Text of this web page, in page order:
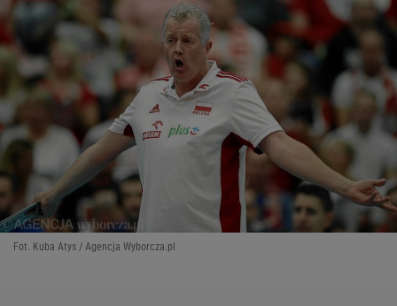
Fot. Kuba Atys / Agencja Wyborcza.pl